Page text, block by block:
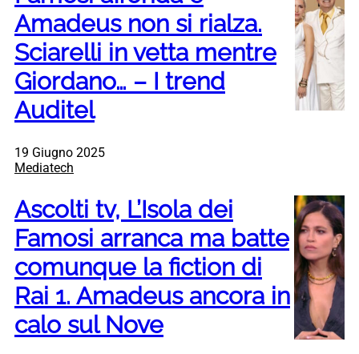
Amadeus non si rialza.
Sciarelli in vetta mentre
Giordano… – I trend
Auditel
19 Giugno 2025
Mediatech
Ascolti tv, L’Isola dei
Famosi arranca ma batte
comunque la fiction di
Rai 1. Amadeus ancora in
calo sul Nove